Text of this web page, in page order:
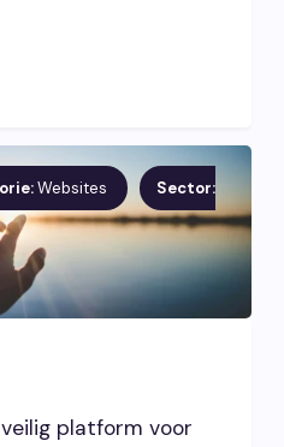
Websites
Sector:
platform voor